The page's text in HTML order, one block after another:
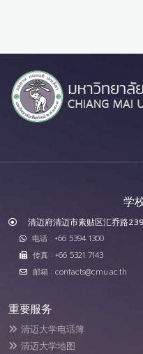
学
清迈府清迈市素贴区汇乔路
电话 : +66 5394 1300
传真 : +66 5321 7143
邮箱 : contacts@cmu.ac.th
重要服务
清迈大学电话簿
清迈大学地图